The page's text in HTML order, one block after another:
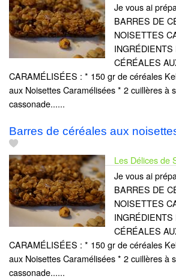
Je vous ai
BARRES DE
NOISETTES
CÉRÉALES
CARAMÉLISÉES : * 150 gr de céréales
aux Noisettes Caramélisées * 2 cuillères à
cassonade......
Barres de céréales aux
Les Délices de
Je vous ai
BARRES DE
NOISETTES
CÉRÉALES
CARAMÉLISÉES : * 150 gr de céréales
aux Noisettes Caramélisées * 2 cuillères à
cassonade......